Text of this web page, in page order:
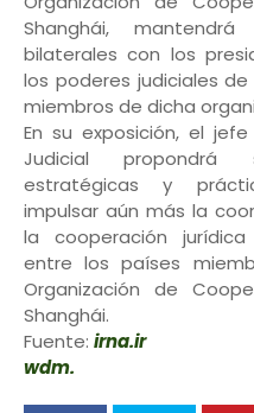
Shanghái, mantendrá
bilaterales con los
los poderes judiciales
miembros de dicha
En su exposición, el
Judicial propondrá
estratégicas y
impulsar aún más la
la cooperación
entre los países
Organización de
Shanghái.
Fuente: irna.ir
wdm.